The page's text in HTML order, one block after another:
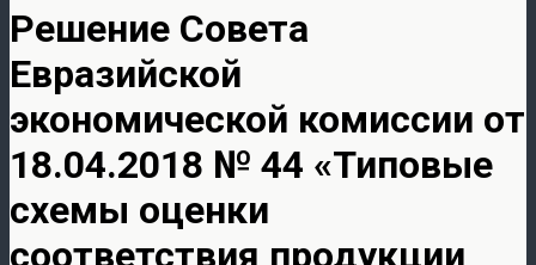
Решение Совета
Евразийской
экономической комиссии от
18.04.2018 № 44 «Типовые
схемы оценки
соответствия продукции